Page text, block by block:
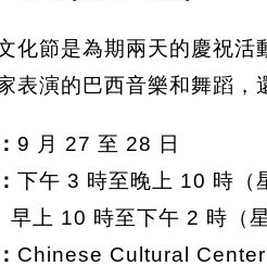
化節是為期兩天的慶祝
表演的巴西音樂和舞蹈，
9 月 27 至 28 日
下午 3 時至晚上 10 時（
10 時至下午 2 時（星
Chinese Cultural